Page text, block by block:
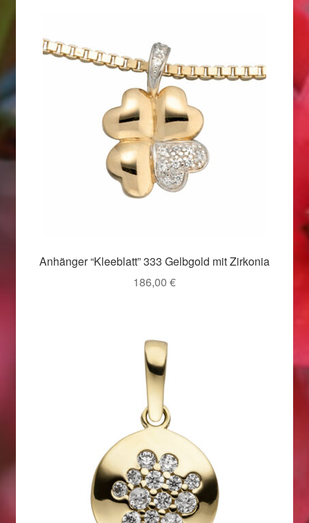
Valentinstag 2016
Valentinstag Geschenke
Vertrag widerrufen
Warenkorb
Weihnachtsangebote 2015
Weihnachtsangebote 2017
Weihnachtsangebote 2020
Weihnachtsangebote 2021
Woocommerce Predictive Search
Anhänger “Kleeblatt” 333 Gelbgold mit Zirkonia
186,00 €